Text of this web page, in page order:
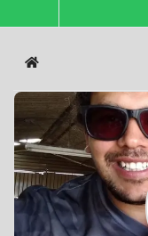
Home